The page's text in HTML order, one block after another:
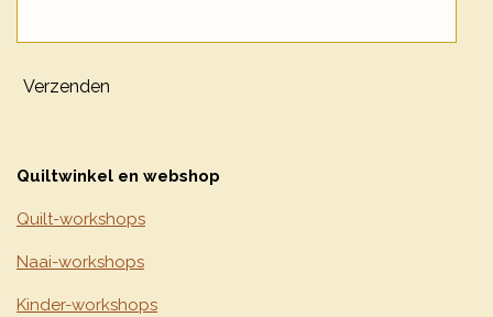
Verzenden
Quiltwinkel en webshop
Quilt-workshops
Naai-workshops
Kinder-workshops